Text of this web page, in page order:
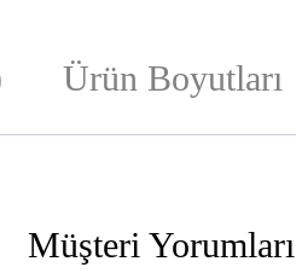
Ürün Boyutları
Müşteri Yorumları